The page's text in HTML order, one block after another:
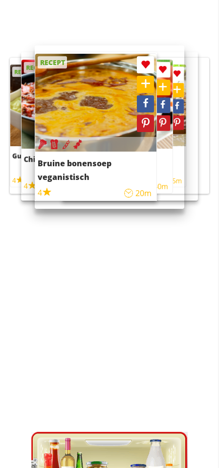
RECEPT
Guacamole
4
RECEPT
Chili con carne
4 45m
RECEPT
Bruine bonensoep
veganistisch
4
20m
RECEPT
Sushi rijstsalade
maaltijdsalade
40m
RECEPT
4 55m